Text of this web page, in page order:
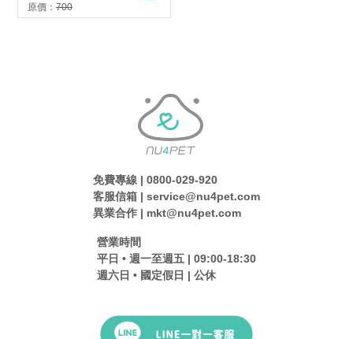
原價： 700
免費專線 | 0800-029-920
客服信箱 | service@nu4pet.com
異業合作 | mkt@nu4pet.com
營業時間
平日 • 週一至週五 | 09:00-18:30
週六日 • 國定假日 | 公休